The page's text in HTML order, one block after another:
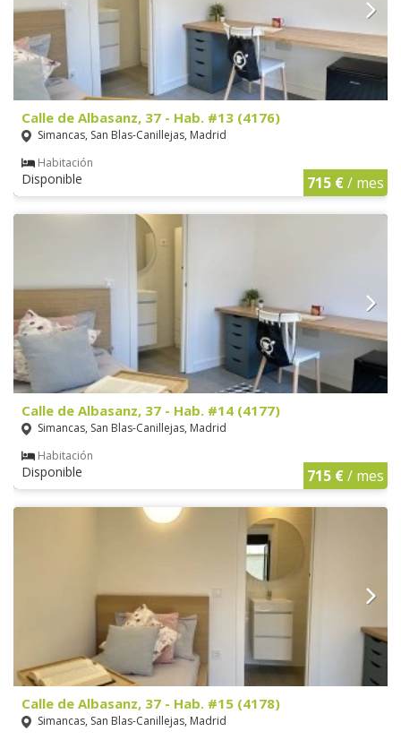
Calle de Albasanz, 37 - Hab. #13 (4176)
Simancas, San Blas-Canillejas, Madrid
Habitación
Disponible 715 €/ mes
Calle de Albasanz, 37 - Hab. #14 (4177)
Simancas, San Blas-Canillejas, Madrid
Habitación
Disponible 715 €/ mes
Calle de Albasanz, 37 - Hab. #15 (4178)
Simancas, San Blas-Canillejas, Madrid